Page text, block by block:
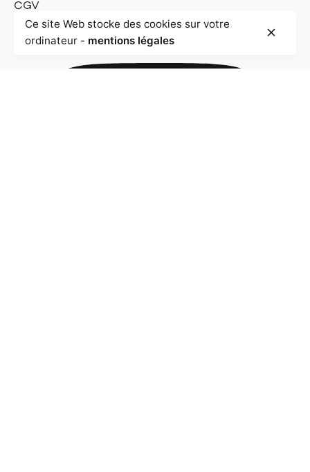
CGV
Ce site Web stocke des cookies sur votre
ordinateur - mentions légales